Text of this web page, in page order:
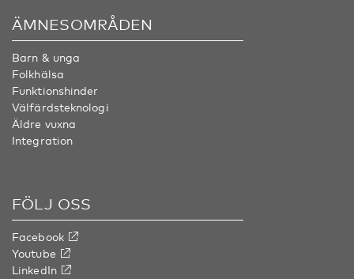
ÄMNESOMRÅDEN
Barn & unga
Folkhälsa
Funktionshinder
Välfärdsteknologi
Äldre vuxna
Integration
FÖLJ OSS
Facebook
Youtube
LinkedIn